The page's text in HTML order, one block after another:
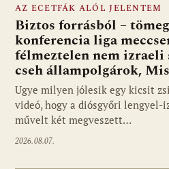
AZ ECETFÁK ALÓL JELENTEM
Biztos forrásból –
konferencia liga
félmeztelen nem izraeli
cseh állampolgárok,
Ugye milyen jólesik egy kicsit
videó, hogy a diósgyőri
művelt két megveszett…
2026.08.07.